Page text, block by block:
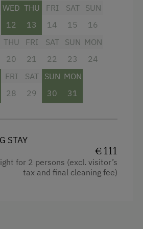
& Mountain Cabins
Tours
- hier können
Sitzeckeund genießen Sie
mit Ihren Liebsten.
bietetPlatz für bis zu 7
auf 3 Schlafzimmer. Sie
3 Einzelbetten.
WED
12
THU
13
FRI
14
SAT
15
SUN
16
THU
20
FRI
21
SAT
22
SUN
23
MON
24
FRI
28
SAT
29
SUN
30
MON
31
STAY
€ 111
for 2 persons (excl. visitor’s
tax and final cleaning fee)